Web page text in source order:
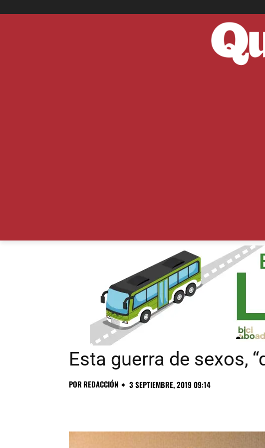
Esta guerra de sexos,
PORREDACCIÓN 3 SEPTIEMBRE, 2019 09:14